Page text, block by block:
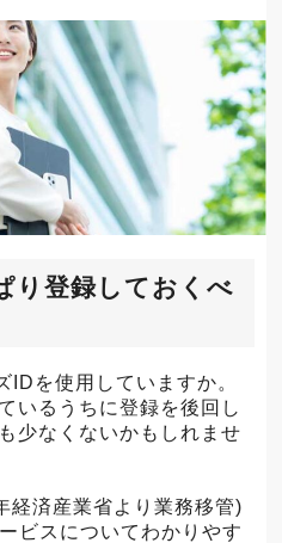
り登録しておくべ
IDを使用していますか。
いるうちに登録を後回し
少なくないかもしれませ
経済産業省より業務移管)
ビスについてわかりやす